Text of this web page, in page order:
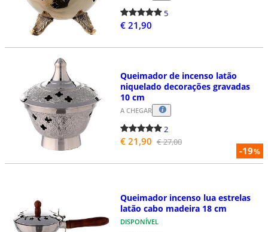
5
€ 21,90
-19%
Queimador de incenso latão
niquelado decorações gravadas
10 cm
A CHEGAR
2
€ 21,90 € 27,00
Queimador incenso lua estrelas
latão cabo madeira 18 cm
DISPONÍVEL